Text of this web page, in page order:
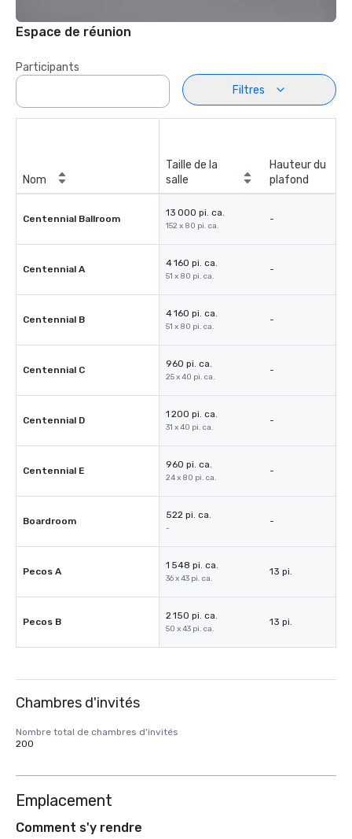
Espace de réunion
Participants
Filtres
Nom
Taille de la
salle
Hauteur du
plafond
Centennial Ballroom
13 000 pi. ca.
152 x 80 pi. ca.
-
Centennial A
4 160 pi. ca.
51 x 80 pi. ca.
-
Centennial B
4 160 pi. ca.
51 x 80 pi. ca.
-
Centennial C
960 pi. ca.
25 x 40 pi. ca.
-
Centennial D
1 200 pi. ca.
31 x 40 pi. ca.
-
Centennial E
960 pi. ca.
24 x 80 pi. ca.
-
Boardroom
522 pi. ca.
-
-
Pecos A
1 548 pi. ca.
36 x 43 pi. ca.
13 pi.
Pecos B
2 150 pi. ca.
50 x 43 pi. ca.
13 pi.
Chambres d'invités
Nombre total de chambres d'invités
200
Emplacement
Comment s'y rendre